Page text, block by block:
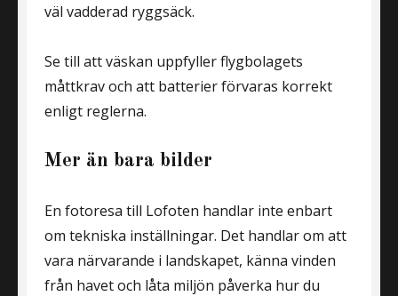
väl vadderad ryggsäck.
Se till att väskan uppfyller flygbolagets
måttkrav och att batterier förvaras korrekt
enligt reglerna.
Mer än bara bilder
En fotoresa till Lofoten handlar inte enbart
om tekniska inställningar. Det handlar om att
vara närvarande i landskapet, känna vinden
från havet och låta miljön påverka hur du